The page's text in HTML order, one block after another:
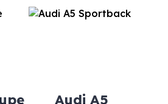
Audi A5